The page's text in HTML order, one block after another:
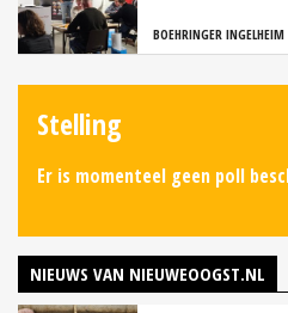
BOEHRINGER INGELHEIM
Stelling
Er is momenteel geen poll
NIEUWS VAN NIEUWEOOGST.NL